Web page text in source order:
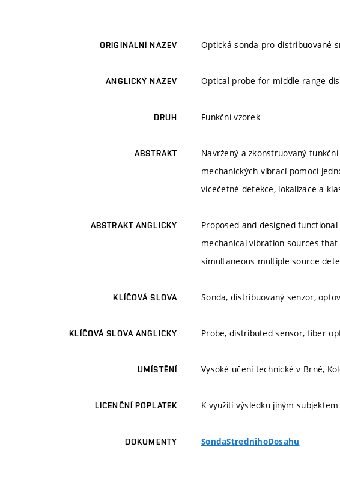
ORIGINÁLNÍ NÁZEV Optická sonda pro distribuované
ANGLICKÝ NÁZEV Optical probe for middle range
DRUH Funkční vzorek
ABSTRAKT
Navržený a zkonstruovaný
mechanických vibrací pomocí
vícečetné detekce, lokalizace a
ABSTRAKT ANGLICKY
Proposed and designed
mechanical vibration sources
simultaneous multiple source
KLÍČOVÁ SLOVA Sonda, distribuovaný senzor,
KLÍČOVÁ SLOVA ANGLICKY Probe, distributed sensor, fiber
UMÍSTĚNÍ Vysoké učení technické v Brně,
LICENČNÍ POPLATEK K využití výsledku jiným
DOKUMENTY SondaStrednihoDosahu